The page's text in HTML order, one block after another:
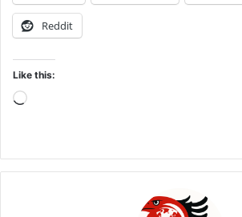
Reddit
Like this:
Loading…